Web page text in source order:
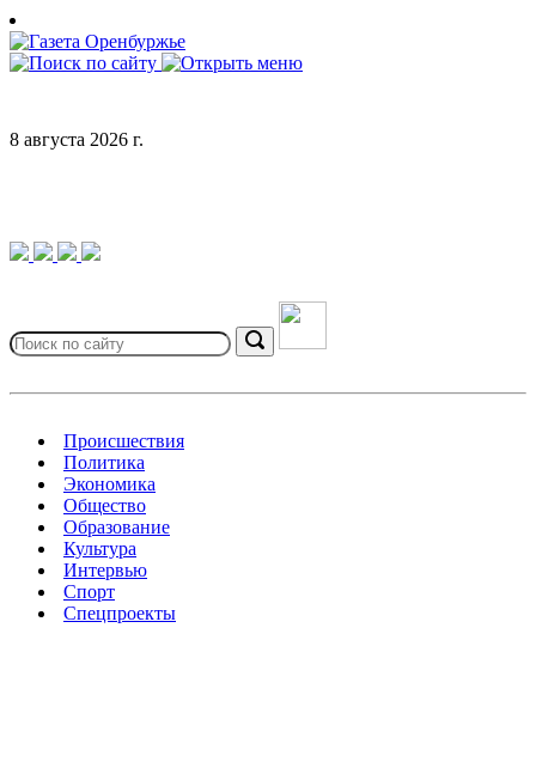
Skip
to
content
8 августа 2026 г.
for:
Search
Происшествия
Политика
Экономика
Общество
Образование
Культура
Интервью
Спорт
Спецпроекты